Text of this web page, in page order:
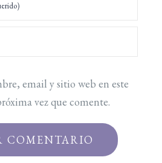
email y sitio web en este
vez que comente.